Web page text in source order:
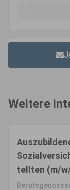
Weitere
tellten (m/